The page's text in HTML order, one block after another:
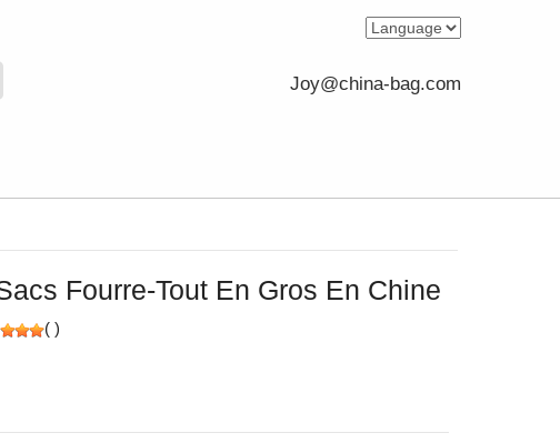
Joy@china-bag.com
Fourre-Tout En Gros En Chine
( )